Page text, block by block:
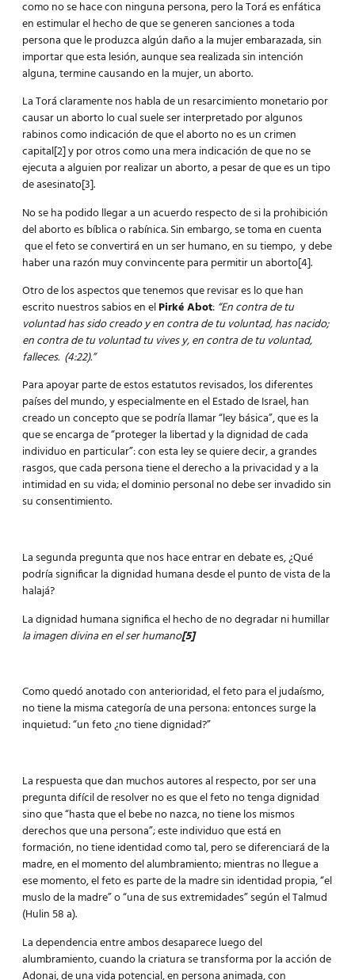
como no se hace con ninguna persona, pero la Torá es enfática
en estimular el hecho de que se generen sanciones a toda
persona que le produzca algún daño a la mujer embarazada, sin
importar que esta lesión, aunque sea realizada sin intención
alguna, termine causando en la mujer, un aborto.
La Torá claramente nos habla de un resarcimiento monetario por
causar un aborto lo cual suele ser interpretado por algunos
rabinos como indicación de que el aborto no es un crimen
capital[2] y por otros como una mera indicación de que no se
ejecuta a alguien por realizar un aborto, a pesar de que es un tipo
de asesinato[3].
No se ha podido llegar a un acuerdo respecto de si la prohibición
del aborto es bíblica o rabínica. Sin embargo, se toma en cuenta
que el feto se convertirá en un ser humano, en su tiempo, y debe
haber una razón muy convincente para permitir un aborto[4].
Otro de los aspectos que tenemos que revisar es lo que han
escrito nuestros sabios en elPirké Abot: “En contra de tu
voluntad has sido creado y en contra de tu voluntad, has nacido;
en contra de tu voluntad tu vives y, en contra de tu voluntad,
falleces. (4:22).”
Para apoyar parte de estos estatutos revisados, los diferentes
países del mundo, y especialmente en el Estado de Israel, han
creado un concepto que se podría llamar “ley básica”, que es la
que se encarga de “proteger la libertad y la dignidad de cada
individuo en particular”: con esta ley se quiere decir, a grandes
rasgos, que cada persona tiene el derecho a la privacidad y a la
intimidad en su vida; el dominio personal no debe ser invadido sin
su consentimiento.
La segunda pregunta que nos hace entrar en debate es, ¿Qué
podría significar la dignidad humana desde el punto de vista de la
halajá?
La dignidad humana significa el hecho de no degradar ni humillar
la imagen divina en el ser humano[5]
Como quedó anotado con anterioridad, el feto para el judaísmo,
no tiene la misma categoría de una persona: entonces surge la
inquietud: “un feto ¿no tiene dignidad?”
La respuesta que dan muchos autores al respecto, por ser una
pregunta difícil de resolver no es que el feto no tenga dignidad
sino que “hasta que el bebe no nazca, no tiene los mismos
derechos que una persona”; este individuo que está en
formación, no tiene identidad como tal, pero se diferenciará de la
madre, en el momento del alumbramiento; mientras no llegue a
ese momento, el feto es parte de la madre sin identidad propia, “el
muslo de la madre” o “una de sus extremidades” según el Talmud
(Hulin 58 a).
La dependencia entre ambos desaparece luego del
alumbramiento, cuando la criatura se transforma por la acción de
Adonai, de una vida potencial, en persona animada, con